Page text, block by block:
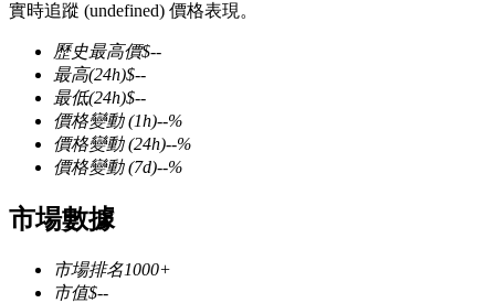
幣本位永續
以數字貨幣為保證金的永續合約
TradFi
美股、外匯、貴金屬及大宗商品衍生性商品
實時追蹤 (undefined) 價格表現。
歷史最高價$--
最高(24h)$--
最低(24h)$--
價格變動(1h)--%
價格變動(24h)--%
價格變動(7d)--%
市場數據
市場排名1000+
市值$--